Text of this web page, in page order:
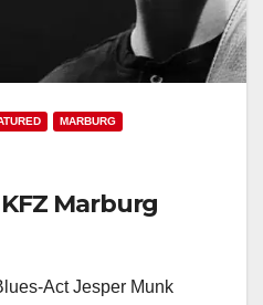
MARBURG
Marburg
Act Jesper Munk